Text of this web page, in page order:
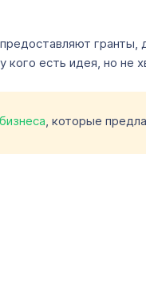
есть идея, но не
, которые